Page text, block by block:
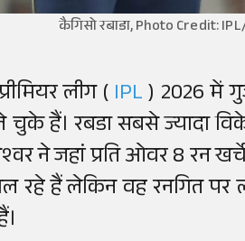
कैगिसो रबाडा, Photo Credit:
लीग (IPL) 2026 में
चुके हैं। रबडा सबसे ज्यादा
ने जहां प्रति ओवर 8 रन
रहे हैं लेकिन वह रनगित